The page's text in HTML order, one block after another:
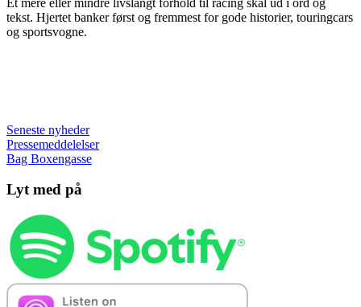
tekst. Hjertet banker først og fremmest for gode historier, touringcars
og sportsvogne.
Seneste nyheder
Pressemeddelelser
Bag Boxengasse
Lyt med på